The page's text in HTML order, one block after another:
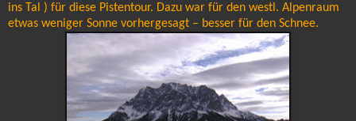
ins Tal ) für diese Pistentour. Dazu war für den westl. Alpenraum
etwas weniger Sonne vorhergesagt – besser für den Schnee.